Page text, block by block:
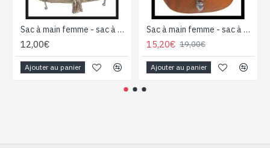
Sac à main femme - sac à main Beige foncé
12,00€
Ajouter au panier
Sac à main femme - sac à main Brique
15,20€ 19,00€
Ajouter au panier